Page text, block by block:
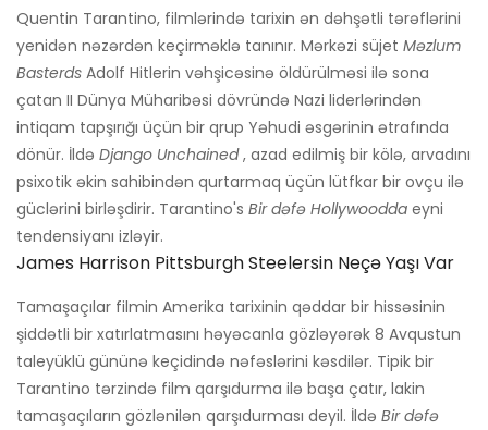
Quentin Tarantino, filmlərində tarixin ən dəhşətli tərəflərini
yenidən nəzərdən keçirməklə tanınır. Mərkəzi süjet Məzlum
Basterds Adolf Hitlerin vəhşicəsinə öldürülməsi ilə sona
çatan II Dünya Müharibəsi dövründə Nazi liderlərindən
intiqam tapşırığı üçün bir qrup Yəhudi əsgərinin ətrafında
dönür. İldə Django Unchained, azad edilmiş bir kölə, arvadını
psixotik əkin sahibindən qurtarmaq üçün lütfkar bir ovçu ilə
güclərini birləşdirir. Tarantino's Bir dəfə Hollywoodda eyni
tendensiyanı izləyir.
James Harrison Pittsburgh Steelersin Neçə Yaşı Var
Tamaşaçılar filmin Amerika tarixinin qəddar bir hissəsinin
şiddətli bir xatırlatmasını həyəcanla gözləyərək 8 Avqustun
taleyüklü gününə keçidində nəfəslərini kəsdilər. Tipik bir
Tarantino tərzində film qarşıdurma ilə başa çatır, lakin
tamaşaçıların gözlənilən qarşıdurması deyil. İldə Bir dəfə